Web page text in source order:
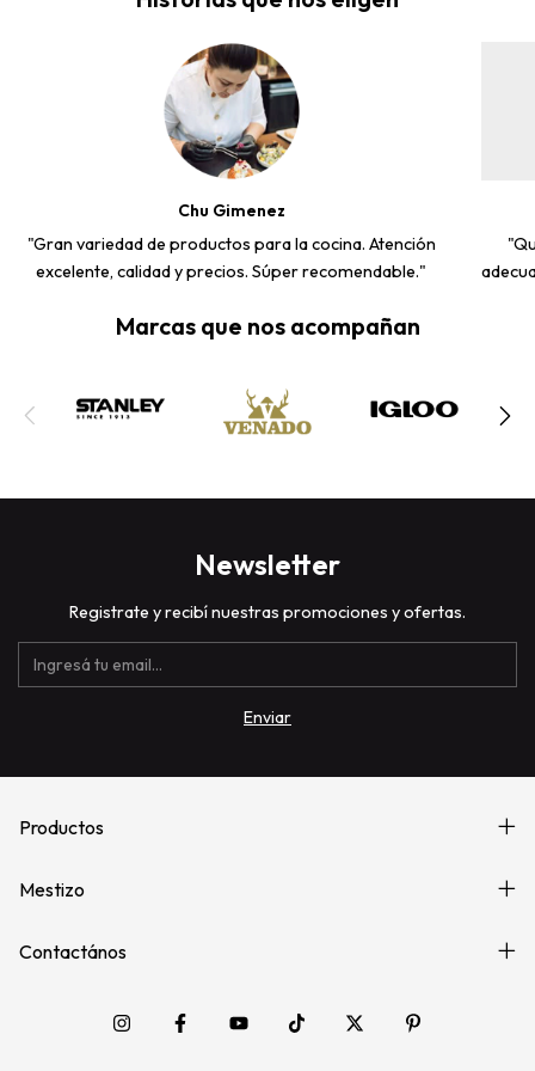
Chu Gimenez
"Gran variedad de productos para la cocina. Atención
excelente, calidad y precios. Súper recomendable."
Marcas que nos acompañan
Newsletter
Registrate y recibí nuestras promociones y ofertas.
Productos
Mestizo
Contactános